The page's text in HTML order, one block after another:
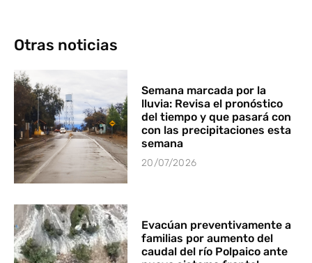
Otras noticias
Semana marcada por la
lluvia: Revisa el pronóstico
del tiempo y que pasará con
con las precipitaciones esta
semana
20/07/2026
Evacúan preventivamente a
familias por aumento del
caudal del río Polpaico ante